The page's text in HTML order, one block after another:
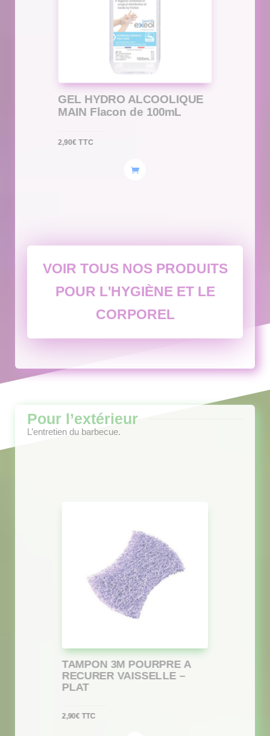
GEL HYDRO ALCOOLIQUE
MAIN Flacon de 100mL
2,90€ TTC
VOIR TOUS NOS PRODUITS
POUR L'HYGIÈNE ET LE
CORPOREL
Pour l’extérieur
L’entretien du barbecue.
TAMPON 3M POURPRE A
RECURER VAISSELLE –
PLAT
2,90€ TTC